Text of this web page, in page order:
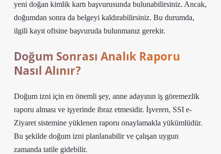
yeni doğan kimlik kartı başvurusunda bulunabilirsiniz. Ancak,
doğumdan sonra da belgeyi kaldırabilirsiniz. Bu durumda,
ilgili kayıt ofisine başvuruda bulunmanız gerekir.
Doğum Sonrası Analık Raporu
Nasıl Alınır?
Doğum izni için en önemli şey, anne adayının iş göremezlik
raporu alması ve işyerinde ibraz etmesidir. İşveren, SSI e-
Ziyaret sistemine yüklenen raporu onaylamakla yükümlüdür.
Bu şekilde doğum izni planlanabilir ve çalışan uygun
zamanda tatile gidebilir.